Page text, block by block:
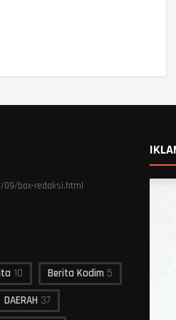
box-redaksi.html
10 Berita Kodim 5
DAERAH 37